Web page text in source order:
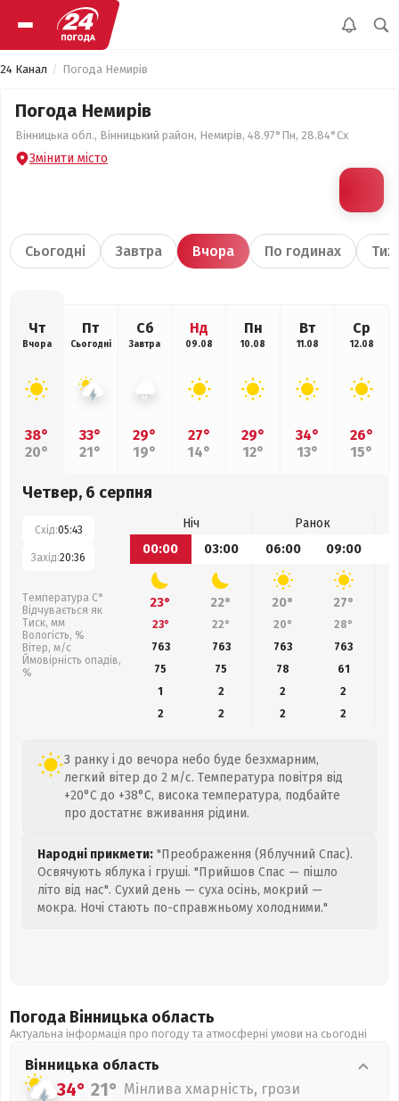
24 Канал Погода Немирів
Погода Немирів
Вінницька обл., Вінницький район, Немирів, 48.97°Пн, 28.84°Сх
Змінити місто
Сьогодні Завтра Вчора По годинах
Чт
Вчора
38°
20°
Пт
Сьогодні
33°
21°
Сб
Завтра
29°
19°
Нд
09.08
27°
14°
Пн
10.08
29°
12°
Вт
11.08
34°
13°
Ср
12.08
26°
15°
Четвер, 6 серпня
Схід:05:43
Захід:20:36
Температура С°
Відчувається як
Тиск, мм
Вологість, %
Вітер, м/с
Ймовірність опадів,
%
Ніч
Ранок
00:00
03:00 06:00 09:00
23° 22° 20° 27°
23° 22° 20° 28°
763
763 763 763
75
75 78 61
1
2 2
2
2
2 2 2
З ранку і до вечора небо буде безхмарним,
легкий вітер до 2 м/с. Температура повітря від
+20°C до +38°C, висока температура, подбайте
про достатнє вживання рідини.
Народні прикмети: "Преображення (Яблучний Спас).
Освячують яблука і груші. "Прийшов Спас — пішло
літо від нас". Сухий день — суха осінь, мокрий —
мокра. Ночі стають по-справжньому холодними."
Погода Вінницька область
Актуальна інформація про погоду та атмосферні умови на сьогодні
Вінницька область
34° 21° Мінлива хмарність, грози